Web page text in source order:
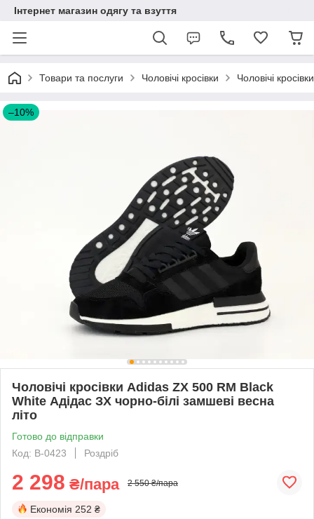
Інтернет магазин одягу та взуття
Товари та послуги Чоловічі кросівки Чоловічі
–10%
Чоловічі кросівки Adidas ZX 500 RM Black
White Адідас ЗХ чорно-білі замшеві весна
літо
Готово до відправки
Код: B-0423
Роздріб
2 298 ₴/пара 2 550 ₴/пара
Економія 252 ₴